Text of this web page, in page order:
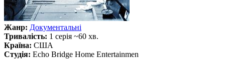
Жанр: Документальні
Тривалість: 1 серія ~60 хв.
Країна: США
Студія: Echo Bridge Home Entertainmen